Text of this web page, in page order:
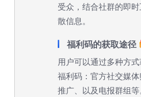
受众，结合社群的即
散信息。
福利码的获取途径
用户可以通过多种方
福利码：官方社交媒
推广、以及电报群组